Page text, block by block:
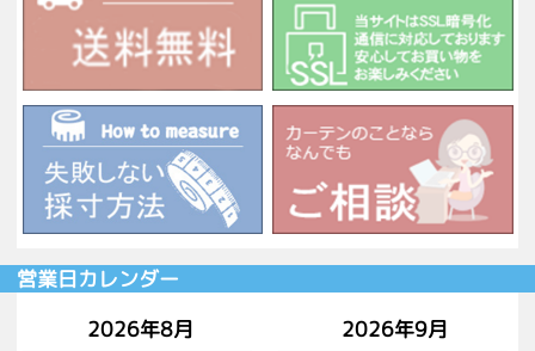
営業日カレンダー
2026年8月
2026年9月